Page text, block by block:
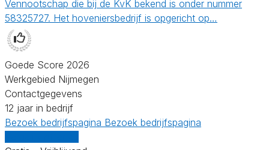
Vennootschap die bij de KvK bekend is onder nummer
58325727. Het hoveniersbedrijf is opgericht op…
Goede Score 2026
Werkgebied Nijmegen
Contactgegevens
12 jaar in bedrijf
Bezoek bedrijfspagina Bezoek bedrijfspagina